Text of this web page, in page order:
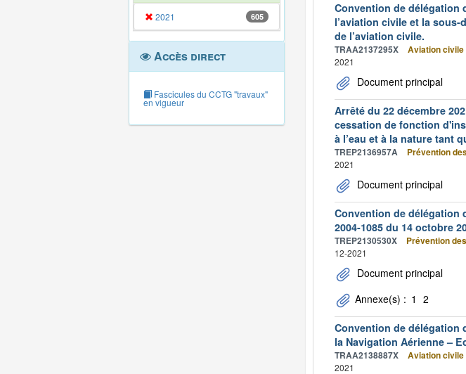
2021 605
Accès direct
Fascicules du CCTG "travaux"
en vigueur
Convention de délégation
l’aviation civile et la
de l’aviation civile.
TRAA2137295X Aviation civile
2021
Document principal
Arrêté du 22 décembre
cessation de fonction
à l’eau et à la nature tant
TREP2136957A Prévention
2021
Document principal
Convention de délégation
2004-1085 du 14 octobre
TREP2130530X Prévention
12-2021
Document principal
Annexe(s) : 1 2
Convention de délégation
la Navigation Aérienne –
TRAA2138887X Aviation civile
2021